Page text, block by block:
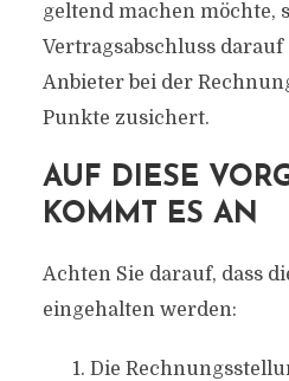
geltend machen möchte,
Vertragsabschluss darauf
Anbieter bei der
Punkte zusichert.
AUF DIESE
KOMMT ES AN
Achten Sie darauf, dass
eingehalten werden:
Die